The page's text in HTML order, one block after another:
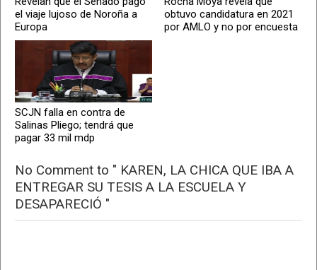
el viaje lujoso de Noroña a
Europa
obtuvo candidatura en 2021
por AMLO y no por encuesta
SCJN falla en contra de
Salinas Pliego; tendrá que
pagar 33 mil mdp
No Comment to " KAREN, LA CHICA QUE IBA A
ENTREGAR SU TESIS A LA ESCUELA Y
DESAPARECIÓ "